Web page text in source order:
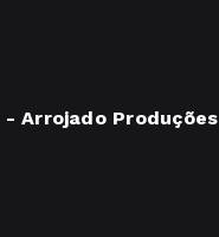
- Arrojado Produções